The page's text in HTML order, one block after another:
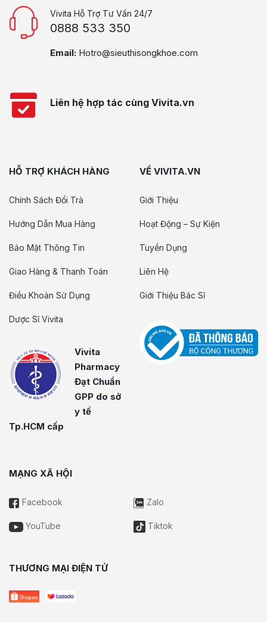
Vivita Hỗ Trợ Tư Vấn 24/7
0888 533 350
Email: Hotro@sieuthisongkhoe.com
Liên hệ hợp tác cùng Vivita.vn
HỖ TRỢ KHÁCH HÀNG
Chính Sách Đổi Trả
Hướng Dẫn Mua Hàng
Bảo Mật Thông Tin
Giao Hàng & Thanh Toán
Điều Khoản Sử Dụng
Dược Sĩ Vivita
Vivita
Pharmacy
Đạt Chuẩn
GPP do sở
y tế
Tp.HCM cấp
VỀ VIVITA.VN
Giới Thiệu
Hoạt Động – Sự Kiện
Tuyển Dụng
Liên Hệ
Giới Thiệu Bác Sĩ
MẠNG XÃ HỘI
Facebook Zalo
YouTube Tiktok
THƯƠNG MẠI ĐIỆN TỬ